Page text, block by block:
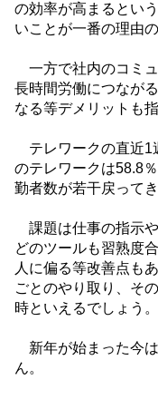
の効率が高まるとい
いことが一番の理由の
一方で社内のコミ
長時間労働につなが
なる等デメリットも
テレワークの直近1
のテレワークは58.8
勤者数が若干戻って
課題は仕事の指示
どのツールも習熟度
人に偏る等改善点も
ごとのやり取り、そ
時といえるでしょう。
新年が始まった今
ん。